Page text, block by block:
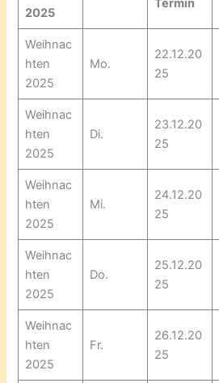
2025
Termin
Weihnac
hten
2025
Mo.
22.12.20
25
Weihnac
hten
2025
Di.
23.12.20
25
Weihnac
hten
2025
Mi.
24.12.20
25
Weihnac
hten
2025
Do.
25.12.20
25
Weihnac
hten
2025
Fr.
26.12.20
25